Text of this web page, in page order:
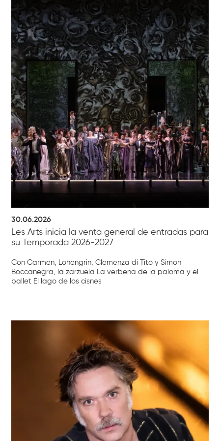
30.06.2026
Les Arts inicia la venta general de entradas para
su Temporada 2026-2027
Con Carmen, Lohengrin, Clemenza di Tito y Simon
Boccanegra, la zarzuela La verbena de la paloma y el
ballet El lago de los cisnes